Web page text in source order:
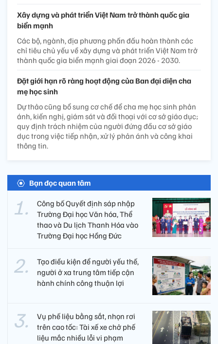
Xây dựng và phát triển Việt Nam trở thành quốc gia
biển mạnh
Các bộ, ngành, địa phương phấn đấu hoàn thành các
chỉ tiêu chủ yếu về xây dựng và phát triển Việt Nam trở
thành quốc gia biển mạnh giai đoạn 2026 - 2030.
Đặt giới hạn rõ ràng hoạt động của Ban đại diện cha
mẹ học sinh
Dự thảo cũng bổ sung cơ chế để cha mẹ học sinh phản
ánh, kiến nghị, giám sát và đối thoại với cơ sở giáo dục;
quy định trách nhiệm của người đứng đầu cơ sở giáo
dục trong việc tiếp nhận, xử lý phản ánh và công khai
thông tin.
Bạn đọc quan tâm
Công bố Quyết định sáp nhập
Trường Đại học Văn hóa, Thể
thao và Du lịch Thanh Hóa vào
Trường Đại học Hồng Đức
Tạo điều kiện để người yếu thế,
người ở xa trung tâm tiếp cận
hành chính công thuận lợi
Vụ phế liệu bằng sắt, nhọn rơi
trên cao tốc: Tài xế xe chở phế
liệu mắc nhiều lỗi vi phạm